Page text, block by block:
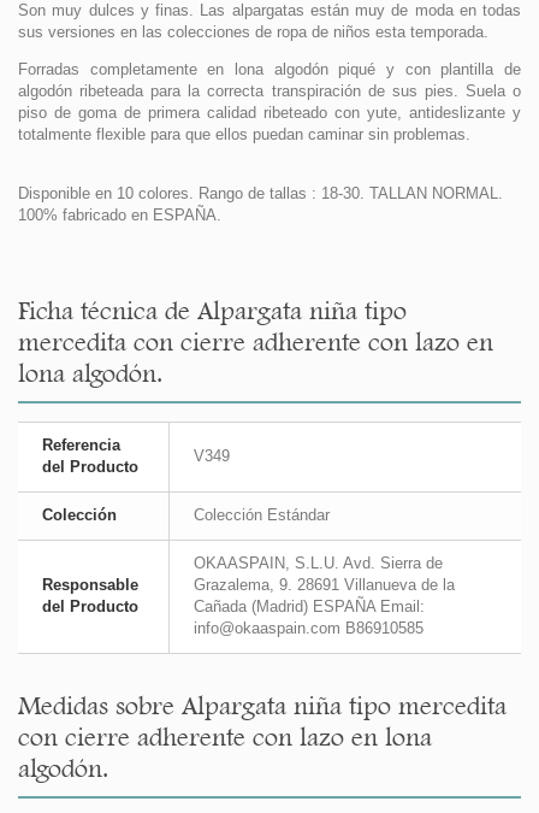
Son muy dulces y finas. Las alpargatas están muy de moda en todas
sus versiones en las colecciones de ropa de niños esta temporada.
Forradas completamente en lona algodón piqué y con plantilla de
algodón ribeteada para la correcta transpiración de sus pies. Suela o
piso de goma de primera calidad ribeteado con yute, antideslizante y
totalmente flexible para que ellos puedan caminar sin problemas.
Disponible en 10 colores. Rango de tallas : 18-30. TALLAN NORMAL.
100% fabricado en ESPAÑA.
Ficha técnica de Alpargata niña tipo
mercedita con cierre adherente con lazo en
lona algodón.
Referencia
del Producto
V349
Colección Colección Estándar
Responsable
del Producto
OKAASPAIN, S.L.U. Avd. Sierra de
Grazalema, 9. 28691 Villanueva de la
Cañada (Madrid) ESPAÑA Email:
info@okaaspain.com B86910585
Medidas sobre Alpargata niña tipo mercedita
con cierre adherente con lazo en lona
algodón.